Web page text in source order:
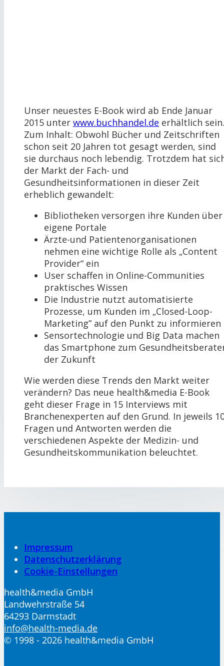
Unser neuestes E-Book wird ab Ende Januar
2015 unter www.buchhandel.de erhältlich sein.
Zum Inhalt: Obwohl Bücher und Zeitschriften
schon seit 20 Jahren tot gesagt werden, sind
sie durchaus noch lebendig. Trotzdem hat
der Markt der Fach- und
Gesundheitsinformationen in dieser Zeit
erheblich gewandelt:
Bibliotheken versorgen ihre Kunden über
eigene Portale
Ärzte-und Patientenorganisationen
nehmen eine wichtige Rolle als „Content
Provider“ ein
User schaffen in Online-Communities
praktisches Wissen
Die Industrie nutzt automatisierte
Prozesse, um Kunden im „Closed-Loop-
Marketing” auf den Punkt zu informieren
Sensortechnologie und Big Data machen
das Smartphone zum
der Zukunft
Wie werden diese Trends den Markt weiter
verändern? Das neue health&media E-Book
geht dieser Frage in 15 Interviews mit
Branchenexperten auf den Grund. In jeweils
Fragen und Antworten werden die
verschiedenen Aspekte der Medizin- und
Gesundheitskommunikation beleuchtet.
Impressum
Datenschutzerklärung
Cookie-Einstellungen
health&media GmbH
Landwehrstraße 54
64293 Darmstadt
info@health-media.de
© 1998 - 2026 health&media GmbH